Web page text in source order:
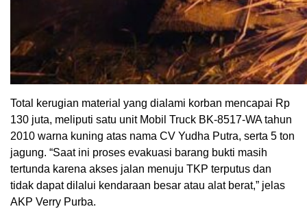
Total kerugian material yang dialami korban mencapai Rp
130 juta, meliputi satu unit Mobil Truck BK-8517-WA tahun
2010 warna kuning atas nama CV Yudha Putra, serta 5 ton
jagung. “Saat ini proses evakuasi barang bukti masih
tertunda karena akses jalan menuju TKP terputus dan
tidak dapat dilalui kendaraan besar atau alat berat,” jelas
AKP Verry Purba.